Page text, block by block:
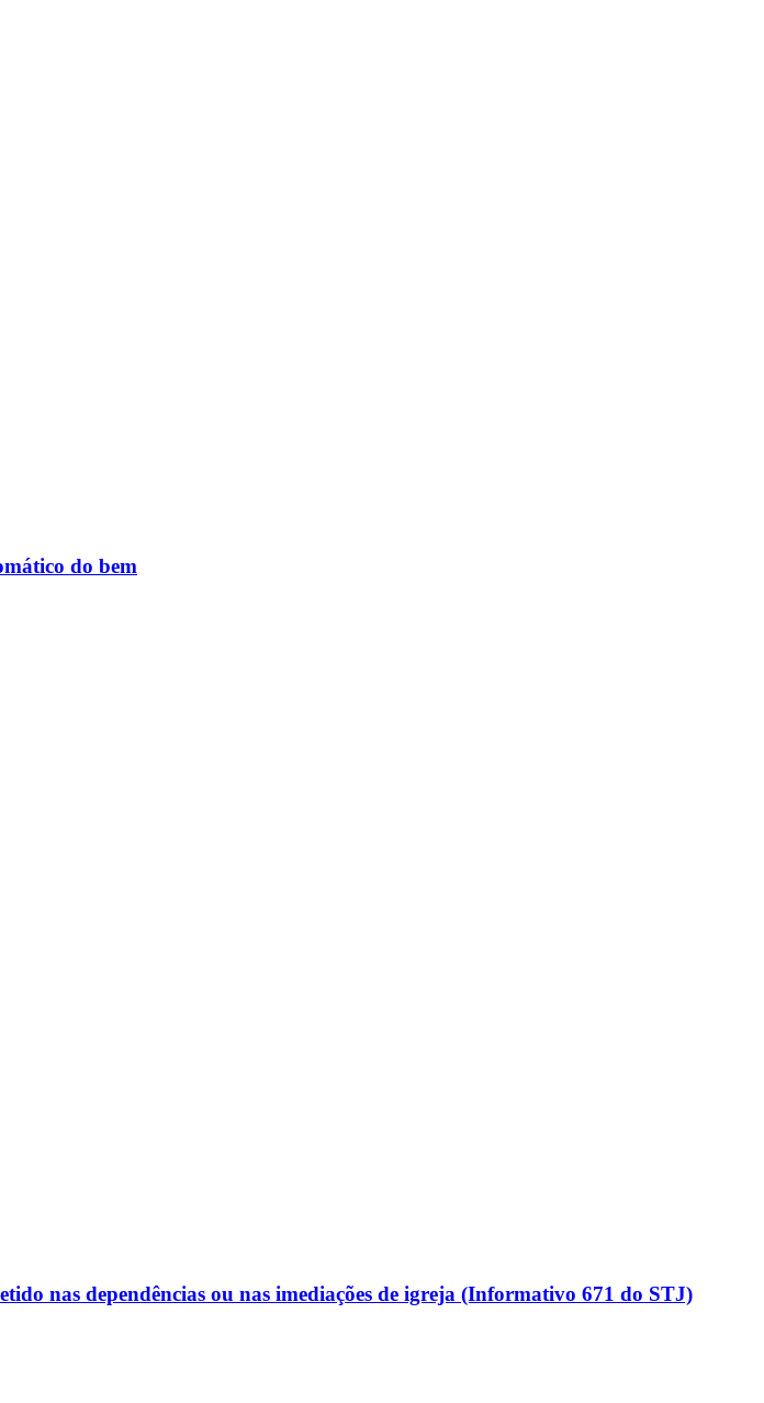
do bem
nas dependências ou nas imediações de igreja (Informativo 671 do STJ)